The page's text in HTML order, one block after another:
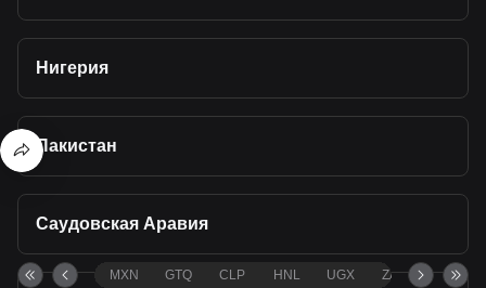
Нигерия
Пакистан
Саудовская Аравия
MXN GTQ CLP HNL UGX ZAR TND